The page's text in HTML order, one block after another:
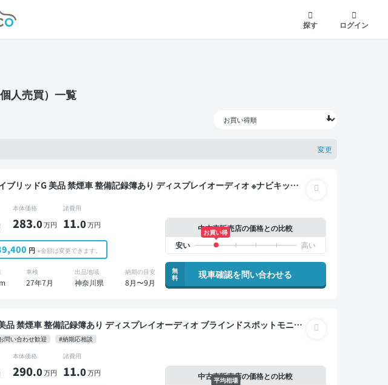
探す
ログイン
人売買）一覧
変更
ディスプレイオーディオ ※ナビキット
ア バックモニター ドライブレコーダー 衝突軽減
本体価格
283.0万円
諸費用
11.0万円
円 ※金額は変更できます。
車検
27年7月
出品地域
神奈川県
納期の目安
8月〜9月
中古車販売店の価格との比較
お買い得
無
料
現車確認を問い合わせる
スマートキー ETC 電動バックドア バックモニター 全方位カメラ ドライブレ
ミ 衝突軽減
問い合わせ歓迎 #納期応相談
本体価格
290.0万円
諸費用
11.0万円 中古車販売店の価格との比較
平均相場